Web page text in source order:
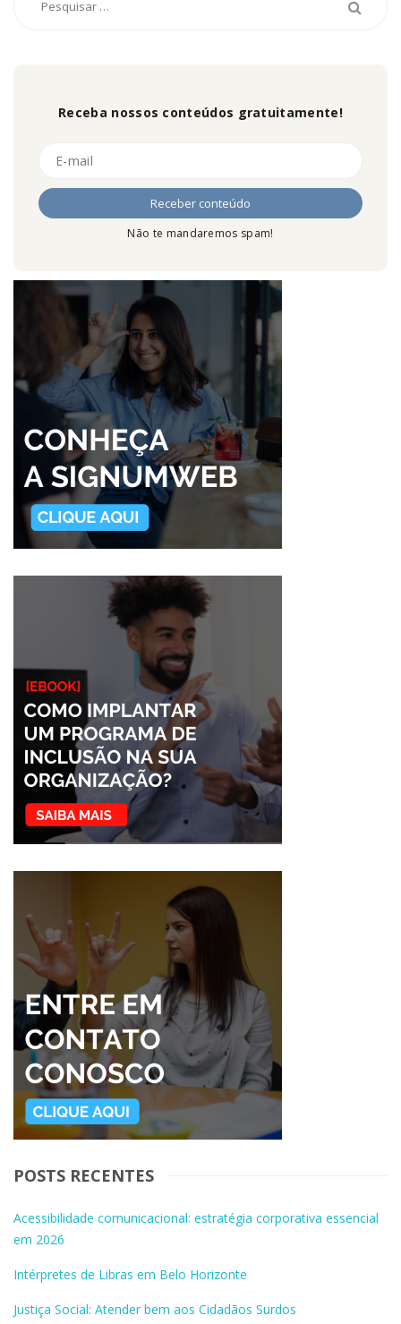
Receba nossos conteúdos gratuitamente!
Não te mandaremos spam!
POSTS RECENTES
Acessibilidade comunicacional: estratégia corporativa essencial
em 2026
Intérpretes de Libras em Belo Horizonte
Justiça Social: Atender bem aos Cidadãos Surdos